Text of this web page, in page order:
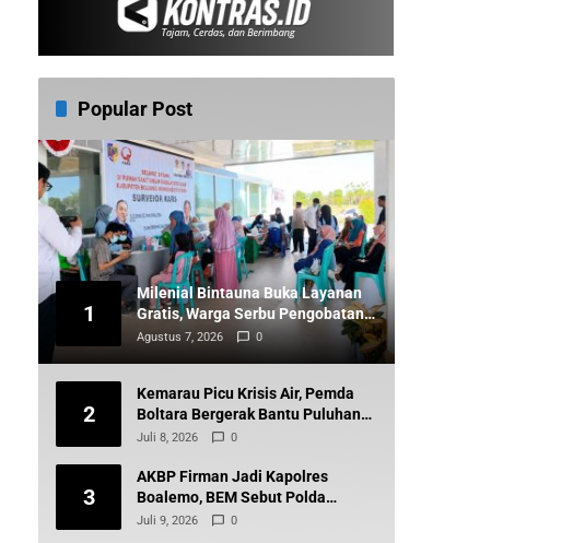
Popular Post
1
Milenial Bintauna Buka Layanan
Gratis, Warga Serbu Pengobatan
dan Sunatan
Agustus 7, 2026 0
2
Kemarau Picu Krisis Air, Pemda
Boltara Bergerak Bantu Puluhan
Warga Komus Timur
Juli 8, 2026 0
3
AKBP Firman Jadi Kapolres
Boalemo, BEM Sebut Polda
Gorontalo Tak Baik-Baik Saja
Juli 9, 2026 0